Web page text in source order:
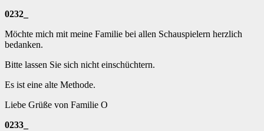
0232_
Möchte mich mit meine Familie bei allen Schauspielern herzlich
bedanken.
Bitte lassen Sie sich nicht einschüchtern.
Es ist eine alte Methode.
Liebe Grüße von Familie O
0233_